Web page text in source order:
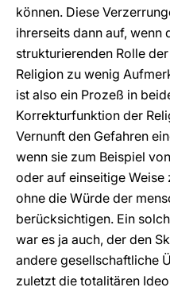
können. Diese
ihrerseits dann auf, wenn
strukturierenden Rolle
Religion zu wenig
ist also ein Prozeß in
Korrekturfunktion der
Vernunft den Gefahren
wenn sie zum Beispiel
oder auf einseitige
ohne die Würde der
berücksichtigen. Ein
war es ja auch, der den
andere gesellschaftliche
zuletzt die totalitären